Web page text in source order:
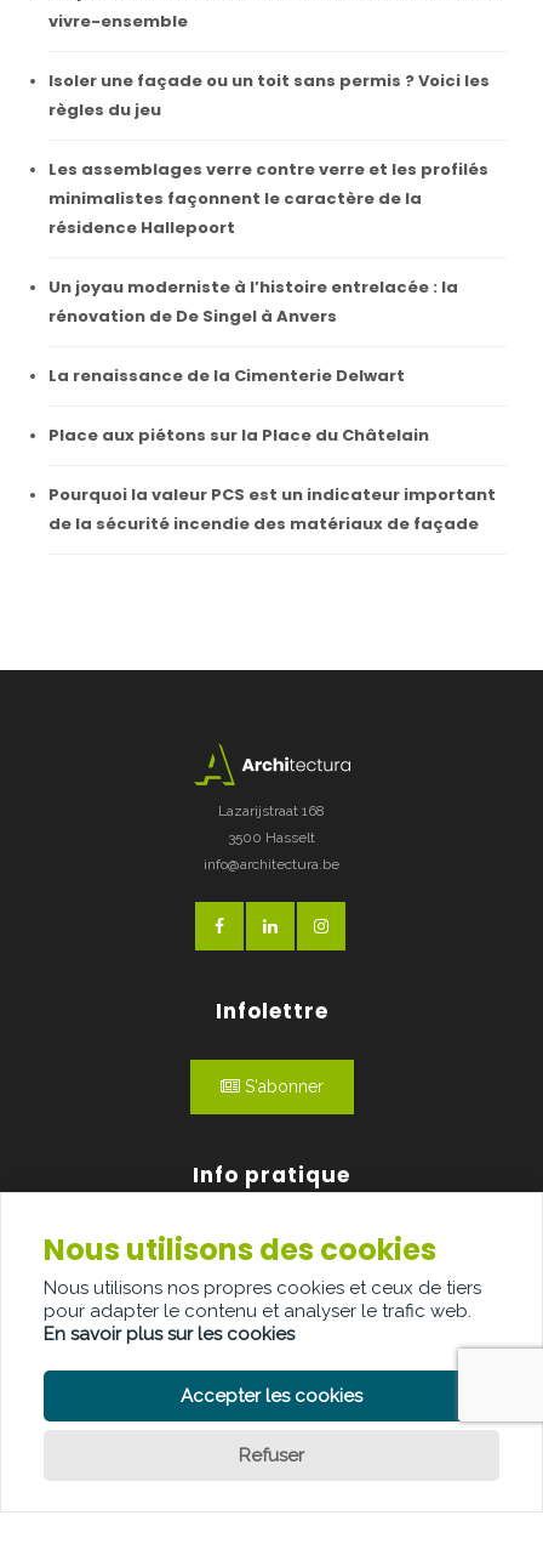
vivre-ensemble
Isoler une façade ou un toit sans permis ? Voici les
règles du jeu
Les assemblages verre contre verre et les profilés
minimalistes façonnent le caractère de la
résidence Hallepoort
Un joyau moderniste à l’histoire entrelacée : la
rénovation de De Singel à Anvers
La renaissance de la Cimenterie Delwart
Place aux piétons sur la Place du Châtelain
Pourquoi la valeur PCS est un indicateur important
de la sécurité incendie des matériaux de façade
Lazarijstraat 168
3500 Hasselt
info@architectura.be
Infolettre
S'abonner
Info pratique
Qui sommes-nous?
Publicité
Contact
Nous utilisons des cookies
Nous utilisons nos propres cookies et ceux de tiers
pour adapter le contenu et analyser le trafic web.
En savoir plus sur les cookies
Accepter les cookies
Refuser